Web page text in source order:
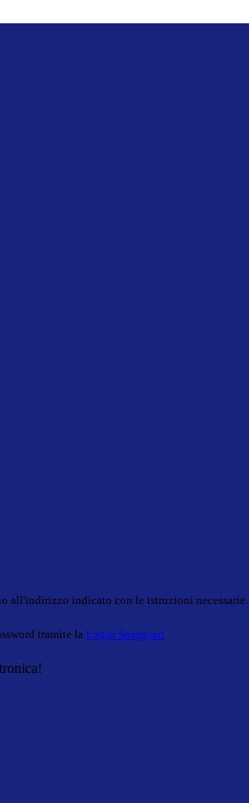
all'indirizzo indicato con le istruzioni necessarie.
tramite la Login Spaggiari